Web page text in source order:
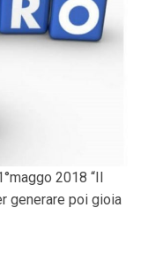
2018 “Il
generare poi gioia